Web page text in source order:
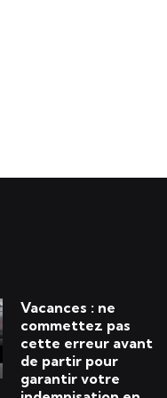
Vacances : ne
commettez pas
cette erreur avant
de partir pour
garantir votre